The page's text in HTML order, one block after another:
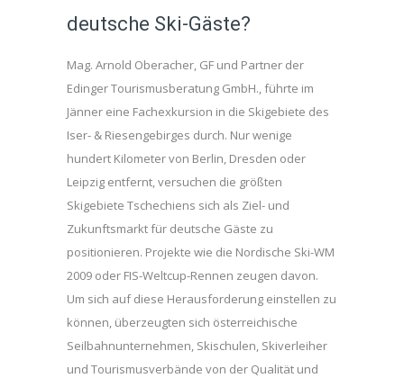
deutsche Ski-Gäste?
Mag. Arnold Oberacher, GF und Partner der
Edinger Tourismusberatung GmbH., führte im
Jänner eine Fachexkursion in die Skigebiete des
Iser- & Riesengebirges durch. Nur wenige
hundert Kilometer von Berlin, Dresden oder
Leipzig entfernt, versuchen die größten
Skigebiete Tschechiens sich als Ziel- und
Zukunftsmarkt für deutsche Gäste zu
positionieren. Projekte wie die Nordische Ski-WM
2009 oder FIS-Weltcup-Rennen zeugen davon.
Um sich auf diese Herausforderung einstellen zu
können, überzeugten sich österreichische
Seilbahnunternehmen, Skischulen, Skiverleiher
und Tourismusverbände von der Qualität und